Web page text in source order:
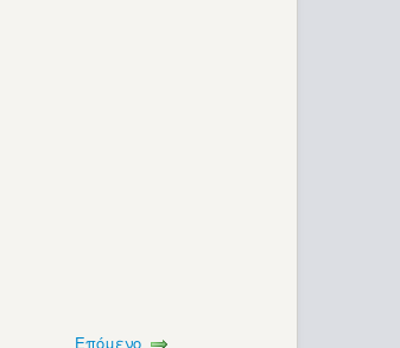
Επόμενο